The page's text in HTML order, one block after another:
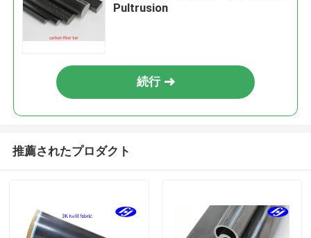
Pultrusion
続行
推薦されたプロダクト